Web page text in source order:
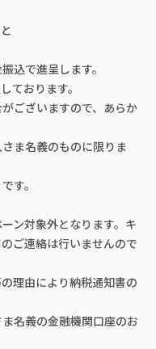
込で進呈します。
ております。
ございますので、あらか
ま名義のものに限りま
す。
ン対象外となります。キ
ご連絡は行いませんので
理由により納税通知書の
名義の金融機関口座のお